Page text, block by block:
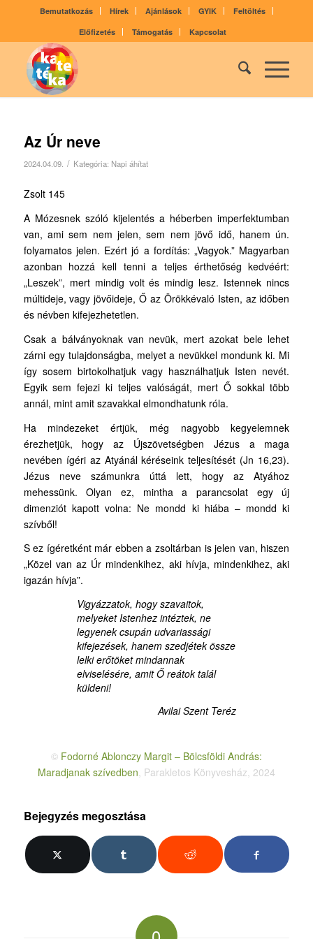
Bemutatkozás Hírek Ajánlások GYIK
Feltöltés
Előfizetés
Támogatás Kapcsolat
Az Úr neve
2024.04.09. / Kategória: Napi áhítat
Zsolt 145
A Mózesnek szóló kijelentés a héberben imperfektumban
van, ami sem nem jelen, sem nem jövő idő, hanem ún.
folyamatos jelen. Ezért jó a fordítás: „Vagyok.” Magyarban
azonban hozzá kell tenni a teljes érthetőség kedvéért:
„Leszek”, mert mindig volt és mindig lesz. Istennek nincs
múltideje, vagy jövőideje, Ő az Örökkévaló Isten, az időben
és névben kifejezhetetlen.
Csak a bálványoknak van nevük, mert azokat bele lehet
zárni egy tulajdonságba, melyet a nevükkel mondunk ki. Mi
így sosem birtokolhatjuk vagy használhatjuk Isten nevét.
Egyik sem fejezi ki teljes valóságát, mert Ő sokkal több
annál, mint amit szavakkal elmondhatunk róla.
Ha mindezeket értjük, még nagyobb kegyelemnek
érezhetjük, hogy az Újszövetségben Jézus a maga
nevében ígéri az Atyánál kéréseink teljesítését (Jn 16,23).
Jézus neve számunkra úttá lett, hogy az Atyához
mehessünk. Olyan ez, mintha a parancsolat egy új
dimenziót kapott volna: Ne mondd ki hiába – mondd ki
szívből!
S ez ígéretként már ebben a zsoltárban is jelen van, hiszen
„Közel van az Úr mindenkihez, aki hívja, mindenkihez, aki
igazán hívja”.
Vigyázzatok, hogy szavaitok,
melyeket Istenhez intéztek, ne
legyenek csupán udvariassági
kifejezések, hanem szedjétek össze
lelki erőtöket mindannak
elviselésére, amit Ő reátok talál
küldeni!
Avilai Szent Teréz
© Fodorné Ablonczy Margit – Bölcsföldi András:
Maradjanak szívedben, Parakletos Könyvesház, 2024
Bejegyzés megosztása